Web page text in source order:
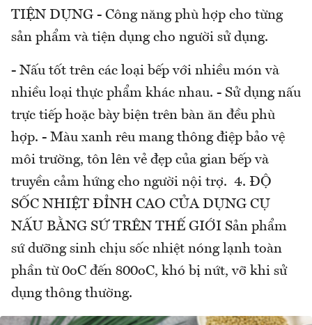
TIỆN DỤNG - Công năng phù hợp cho từng
sản phẩm và tiện dụng cho người sử dụng.
- Nấu tốt trên các loại bếp với nhiều món và
nhiều loại thực phẩm khác nhau. - Sử dụng nấu
trực tiếp hoặc bày biện trên bàn ăn đều phù
hợp. - Màu xanh rêu mang thông điệp bảo vệ
môi trường, tôn lên vẻ đẹp của gian bếp và
truyền cảm hứng cho người nội trợ. 4. ĐỘ
SỐC NHIỆT ĐỈNH CAO CỦA DỤNG CỤ
NẤU BẰNG SỨ TRÊN THẾ GIỚI Sản phẩm
sứ dưỡng sinh chịu sốc nhiệt nóng lạnh toàn
phần từ 0oC đến 800oC, khó bị nứt, vỡ khi sử
dụng thông thường.